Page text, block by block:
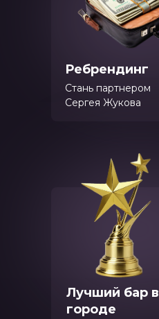
Лучший бар в
городе
Ребрендинг
Стань партнером
Сергея Жукова